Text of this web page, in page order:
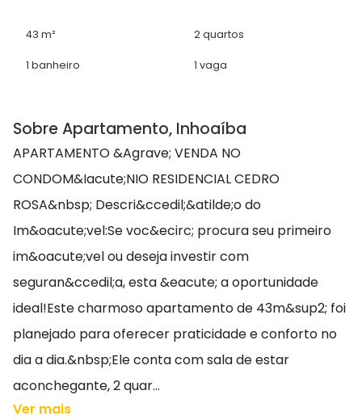
43 m² 2 quartos
1 banheiro 1 vaga
Sobre Apartamento, Inhoaíba
APARTAMENTO &Agrave; VENDA NO
CONDOM&Iacute;NIO RESIDENCIAL CEDRO
ROSA&nbsp; Descri&ccedil;&atilde;o do
Im&oacute;vel:Se voc&ecirc; procura seu primeiro
im&oacute;vel ou deseja investir com
seguran&ccedil;a, esta &eacute; a oportunidade
ideal!Este charmoso apartamento de 43m&sup2; foi
planejado para oferecer praticidade e conforto no
dia a dia.&nbsp;Ele conta com sala de estar
aconchegante, 2 quar...
Ver mais